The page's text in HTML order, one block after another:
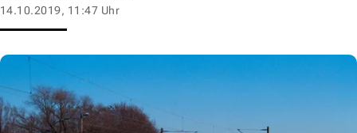
14.10.2019, 11:47 Uhr